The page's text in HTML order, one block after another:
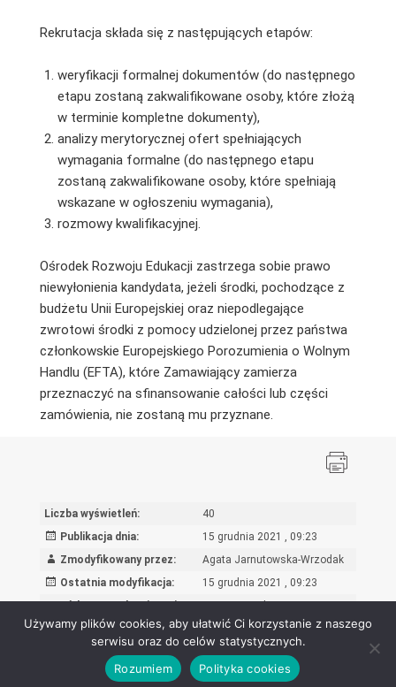
Rekrutacja składa się z następujących etapów:
weryfikacji formalnej dokumentów (do następnego
etapu zostaną zakwalifikowane osoby, które złożą
w terminie kompletne dokumenty),
analizy merytorycznej ofert spełniających
wymagania formalne (do następnego etapu
zostaną zakwalifikowane osoby, które spełniają
wskazane w ogłoszeniu wymagania),
rozmowy kwalifikacyjnej.
Ośrodek Rozwoju Edukacji zastrzega sobie prawo
niewyłonienia kandydata, jeżeli środki, pochodzące z
budżetu Unii Europejskiej oraz niepodlegające
zwrotowi środki z pomocy udzielonej przez państwa
członkowskie Europejskiego Porozumienia o Wolnym
Handlu (EFTA), które Zamawiający zamierza
przeznaczyć na sfinansowanie całości lub części
zamówienia, nie zostaną mu przyznane.
Liczba wyświetleń:
40
Publikacja dnia:
15 grudnia 2021 , 09:23
Zmodyfikowany przez:
Agata Jarnutowska-Wrzodak
Ostatnia modyfikacja:
15 grudnia 2021 , 09:23
Ośrodek Rozwoju Edukacji - Biuletyn Informacji Publicznej 2026
Używamy plików cookies, aby ułatwić Ci korzystanie z naszego
serwisu oraz do celów statystycznych.
Rozumiem
Polityka cookies